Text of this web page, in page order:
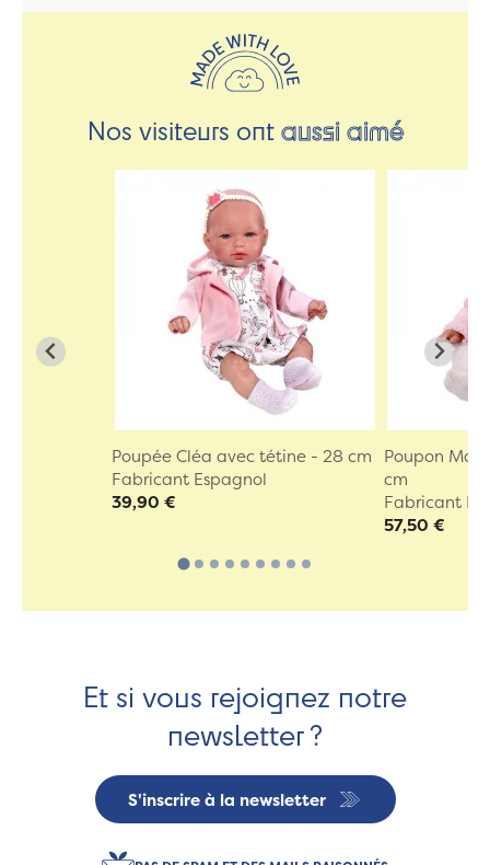
Nos visiteurs ontaussi aimé
Poupée Cléa avec tétine - 28 cm
Fabricant Espagnol
39,90 €
Poupon
cm
Fabricant
57,50 €
Et si vous rejoignez notre
newsletter ?
S'inscrire à la newsletter